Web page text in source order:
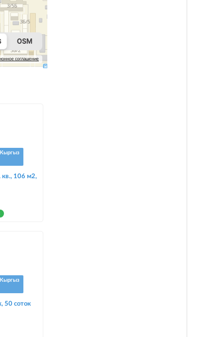
соглашение
кв., 106 м2,
50 соток